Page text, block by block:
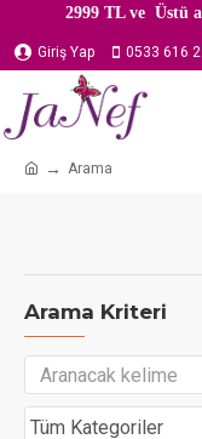
2999 TL ve Üstü
Giriş Yap 0533 616
Arama
Arama Kriteri